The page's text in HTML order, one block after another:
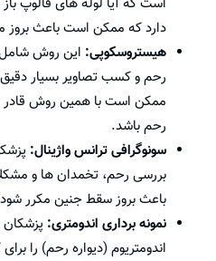
دارد که ممکن است باعث بروز
هیستروسکوپی: این روش
رحم و کسب تصاویر بسیار
ممکن است با همین روش قادر
رحم باشد.
سونوگرافی ترانس واژینال:
بررسی رحم، تخمدان ها و
باعث بروز سقط جنین مکرر
نمونه برداری اندومتری:
اندومتریوم (دیواره رحم) را